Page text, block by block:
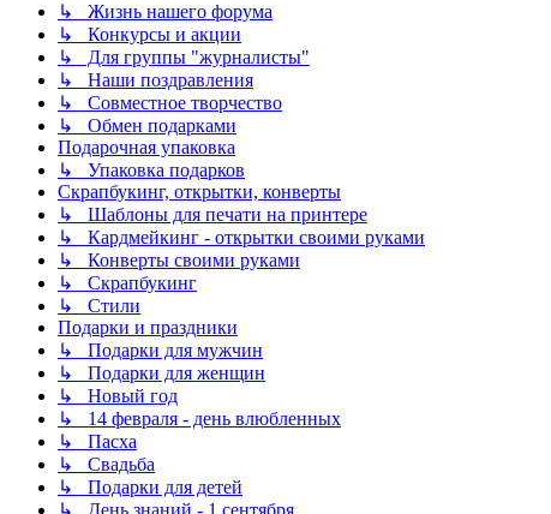
↳ Жизнь нашего форума
↳ Конкурсы и акции
↳ Для группы "журналисты"
↳ Наши поздравления
↳ Совместное творчество
↳ Обмен подарками
Подарочная упаковка
↳ Упаковка подарков
Скрапбукинг, открытки, конверты
↳ Шаблоны для печати на принтере
↳ Кардмейкинг - открытки своими руками
↳ Конверты своими руками
↳ Скрапбукинг
↳ Стили
Подарки и праздники
↳ Подарки для мужчин
↳ Подарки для женщин
↳ Новый год
↳ 14 февраля - день влюбленных
↳ Пасха
↳ Свадьба
↳ Подарки для детей